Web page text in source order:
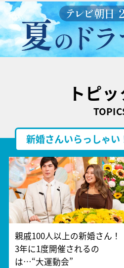
トピ
新婚さんいらっしゃい
親戚100人以上の新婚さん！
3年に1度開催されるの
は…“大運動会”